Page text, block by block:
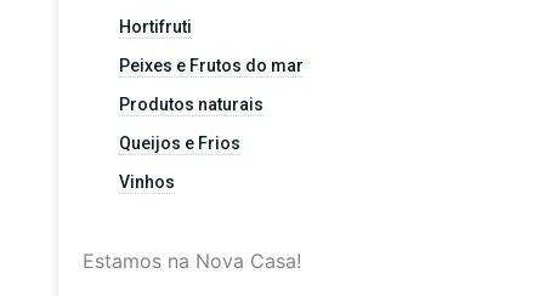
Hortifruti
Peixes e Frutos do mar
Produtos naturais
Queijos e Frios
Vinhos
Estamos na Nova Casa!